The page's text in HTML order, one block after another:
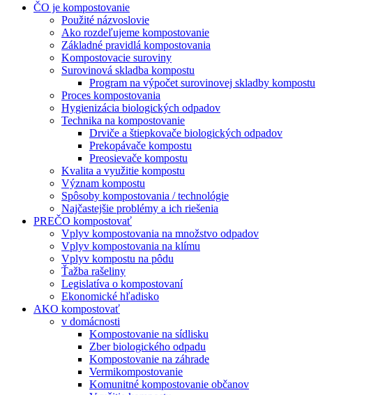
ČO je kompostovanie
Použité názvoslovie
Ako rozdeľujeme kompostovanie
Základné pravidlá kompostovania
Kompostovacie suroviny
Surovinová skladba kompostu
Program na výpočet surovinovej skladby kompostu
Proces kompostovania
Hygienizácia biologických odpadov
Technika na kompostovanie
Drviče a štiepkovače biologických odpadov
Prekopávače kompostu
Preosievače kompostu
Kvalita a využitie kompostu
Význam kompostu
Spôsoby kompostovania / technológie
Najčastejšie problémy a ich riešenia
PREČO kompostovať
Vplyv kompostovania na množstvo odpadov
Vplyv kompostovania na klímu
Vplyv kompostu na pôdu
Ťažba rašeliny
Legislatíva o kompostovaní
Ekonomické hľadisko
AKO kompostovať
v domácnosti
Kompostovanie na sídlisku
Zber biologického odpadu
Kompostovanie na záhrade
Vermikompostovanie
Komunitné kompostovanie občanov